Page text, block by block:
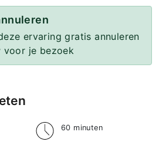
ervaring gratis annuleren
voor je bezoek
60 minuten